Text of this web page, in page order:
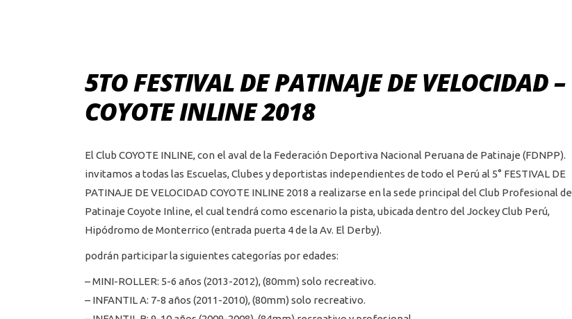
5TO FESTIVAL DE PATINAJE DE VELOCIDAD –
COYOTE INLINE 2018
El Club COYOTE INLINE, con el aval de la Federación Deportiva Nacional Peruana de Patinaje (FDNPP).
invitamos a todas las Escuelas, Clubes y deportistas independientes de todo el Perú al 5° FESTIVAL DE
PATINAJE DE VELOCIDAD COYOTE INLINE 2018 a realizarse en la sede principal del Club Profesional de
Patinaje Coyote Inline, el cual tendrá como escenario la pista, ubicada dentro del Jockey Club Perú,
Hipódromo de Monterrico (entrada puerta 4 de la Av. El Derby).
podrán participar la siguientes categorías por edades:
– MINI-ROLLER: 5-6 años (2013-2012), (80mm) solo recreativo.
– INFANTIL A: 7-8 años (2011-2010), (80mm) solo recreativo.